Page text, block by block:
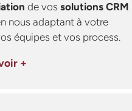
de vos solutions CRM
nous adaptant à votre
équipes et vos process.
+